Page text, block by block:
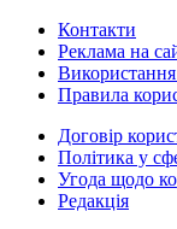
Контакти
Реклама на
Використання
Правила
Договір
Політика у
Угода щодо
Редакція